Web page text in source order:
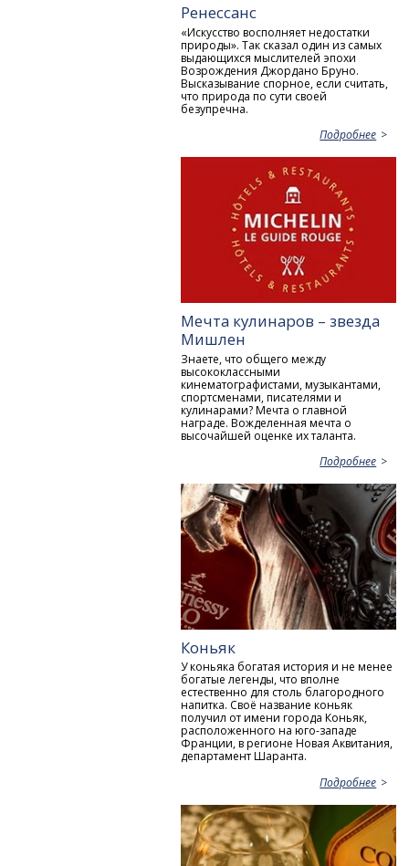
Ренессанс
«Искусство восполняет недостатки
природы». Так сказал один из самых
выдающихся мыслителей эпохи
Возрождения Джордано Бруно.
Высказывание спорное, если считать,
что природа по сути своей
безупречна.
Подробнее
Мечта кулинаров – звезда
Мишлен
Знаете, что общего между
высококлассными
кинематографистами, музыкантами,
спортсменами, писателями и
кулинарами? Мечта о главной
награде. Вожделенная мечта о
высочайшей оценке их таланта.
Подробнее
Коньяк
У коньяка богатая история и не менее
богатые легенды, что вполне
естественно для столь благородного
напитка. Своё название коньяк
получил от имени города Коньяк,
расположенного на юго-западе
Франции, в регионе Новая Аквитания,
департамент Шаранта.
Подробнее